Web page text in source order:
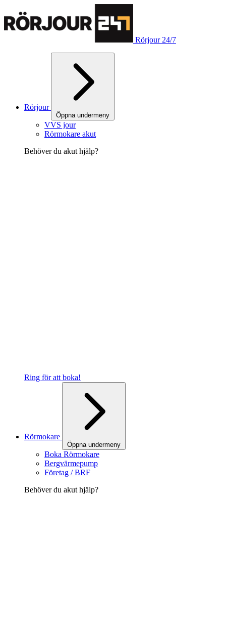
Rörjour 24/7
Rörjour
Öppna undermeny
VVS jour
Rörmokare akut
Behöver du akut hjälp?
Ring för att boka!
Rörmokare
Öppna undermeny
Boka Rörmokare
Bergvärmepump
Företag / BRF
Behöver du akut hjälp?